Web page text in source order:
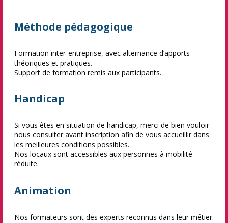
Méthode pédagogique
Formation inter-entreprise, avec alternance d’apports
théoriques et pratiques.
Support de formation remis aux participants.
Handicap
Si vous êtes en situation de handicap, merci de bien vouloir
nous consulter avant inscription afin de vous accueillir dans
les meilleures conditions possibles.
Nos locaux sont accessibles aux personnes à mobilité
réduite.
Animation
Nos formateurs sont des experts reconnus dans leur métier.